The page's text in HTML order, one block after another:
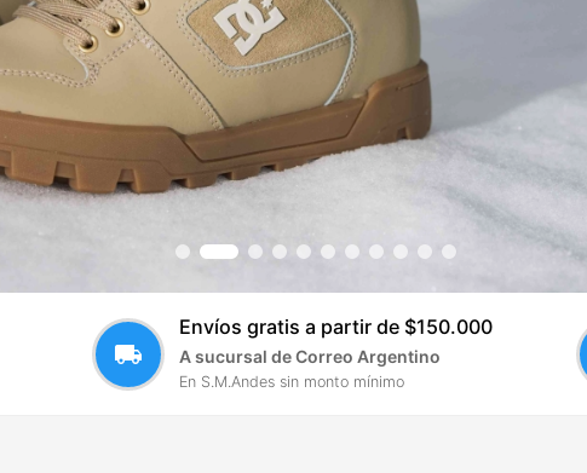
local_shipping
Envíos gratis a partir de $150.000
A sucursal de Correo Argentino
En S.M.Andes sin monto mínimo